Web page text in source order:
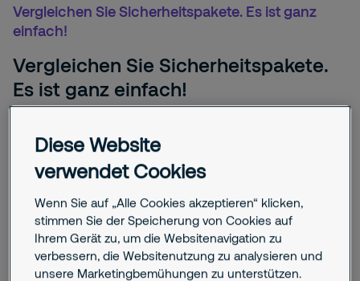
Vergleichen Sie Sicherheitspakete. Es ist ganz
einfach!
Vergleichen Sie Sicherheitspakete.
Es ist ganz einfach!
so einfach. Aufgrund unserer Erfahrungen wissen wir, dass
Hat Ihr Unternehmen andere Anforderungen? Kein Problem!
Unsere Lösungen sind flexibel, und unsere Experten
werden den richtigen Schutz für Ihr Unternehmen
ausarbeiten.
Diese Website
verwendet Cookies
Wenn Sie auf „Alle Cookies akzeptieren“ klicken,
stimmen Sie der Speicherung von Cookies auf
Ihrem Gerät zu, um die Websitenavigation zu
verbessern, die Websitenutzung zu analysieren und
unsere Marketingbemühungen zu unterstützen.